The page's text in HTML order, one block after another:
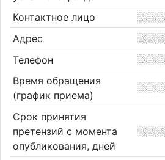
Контактное лицо
Адрес
Телефон
Время обращения
(график приема)
Срок принятия
претензий с момента
опубликования, дней